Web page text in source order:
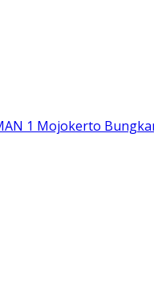
1 Mojokerto